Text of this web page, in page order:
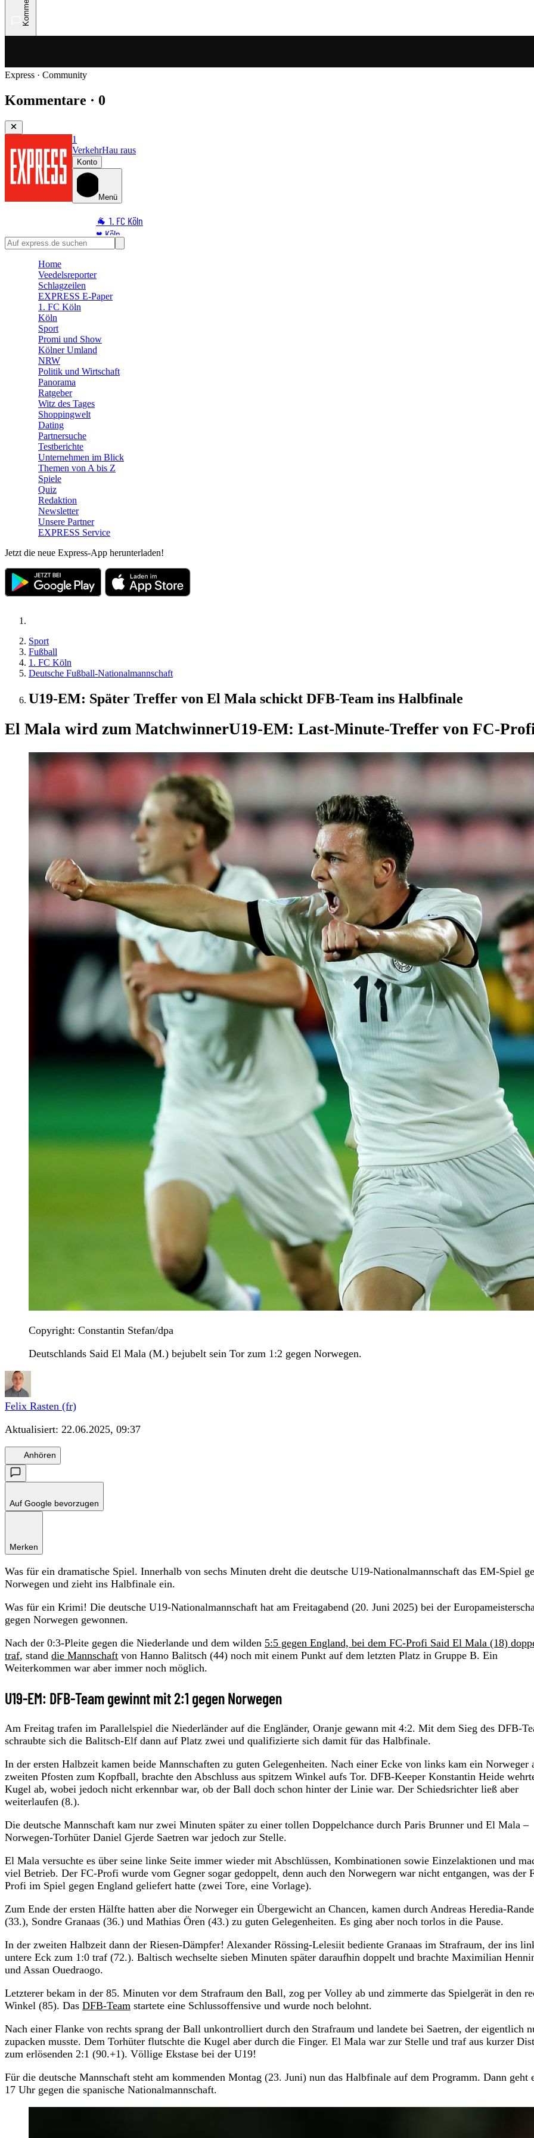
Express · Community
Kommentare · 0
1
VerkehrHau raus
Konto
Menü
🐐 1. FC Köln
♥️ Köln
⭐ Promi
🛒 Shoppingwelt
🧩 Spiele
Home
Veedelsreporter
Schlagzeilen
EXPRESS E-Paper
1. FC Köln
Köln
Sport
Promi und Show
Kölner Umland
NRW
Politik und Wirtschaft
Panorama
Ratgeber
Witz des Tages
Shoppingwelt
Dating
Partnersuche
Testberichte
Unternehmen im Blick
Themen von A bis Z
Spiele
Quiz
Redaktion
Newsletter
Unsere Partner
EXPRESS Service
Jetzt die neue Express-App herunterladen!
Sport
Fußball
1. FC Köln
Deutsche Fußball-Nationalmannschaft
U19-EM: Später Treffer von El Mala schickt DFB-Team ins Halbfinale
El Mala wird zum MatchwinnerU19-EM: Last-Minute-Treffer von FC-
Copyright: Constantin Stefan/dpa
Deutschlands Said El Mala (M.) bejubelt sein Tor zum 1:2 gegen Norwegen.
Felix Rasten (fr)
Aktualisiert: 22.06.2025, 09:37
Anhören
Auf Google bevorzugen
Merken
Was für ein dramatische Spiel. Innerhalb von sechs Minuten dreht die deutsche U19-Nationalmannschaft das EM-Spiel
Norwegen und zieht ins Halbfinale ein.
Was für ein Krimi! Die deutsche U19-Nationalmannschaft hat am Freitagabend (20. Juni 2025) bei der
gegen Norwegen gewonnen.
Nach der 0:3-Pleite gegen die Niederlande und dem wilden 5:5 gegen England, bei dem FC-Profi Said El Mala (18)
traf, stand die Mannschaft von Hanno Balitsch (44) noch mit einem Punkt auf dem letzten Platz in Gruppe B. Ein
Weiterkommen war aber immer noch möglich.
U19-EM: DFB-Team gewinnt mit 2:1 gegen Norwegen
Am Freitag trafen im Parallelspiel die Niederländer auf die Engländer, Oranje gewann mit 4:2. Mit dem Sieg des DFB-
schraubte sich die Balitsch-Elf dann auf Platz zwei und qualifizierte sich damit für das Halbfinale.
In der ersten Halbzeit kamen beide Mannschaften zu guten Gelegenheiten. Nach einer Ecke von links kam ein Norweger
zweiten Pfosten zum Kopfball, brachte den Abschluss aus spitzem Winkel aufs Tor. DFB-Keeper Konstantin Heide
Kugel ab, wobei jedoch nicht erkennbar war, ob der Ball doch schon hinter der Linie war. Der Schiedsrichter ließ aber
weiterlaufen (8.).
Die deutsche Mannschaft kam nur zwei Minuten später zu einer tollen Doppelchance durch Paris Brunner und El Mala –
Norwegen-Torhüter Daniel Gjerde Saetren war jedoch zur Stelle.
El Mala versuchte es über seine linke Seite immer wieder mit Abschlüssen, Kombinationen sowie Einzelaktionen und
viel Betrieb. Der FC-Profi wurde vom Gegner sogar gedoppelt, denn auch den Norwegern war nicht entgangen, was der
Profi im Spiel gegen England geliefert hatte (zwei Tore, eine Vorlage).
Zum Ende der ersten Hälfte hatten aber die Norweger ein Übergewicht an Chancen, kamen durch Andreas Heredia-
(33.), Sondre Granaas (36.) und Mathias Ören (43.) zu guten Gelegenheiten. Es ging aber noch torlos in die Pause.
In der zweiten Halbzeit dann der Riesen-Dämpfer! Alexander Rössing-Lelesiit bediente Granaas im Strafraum, der ins
untere Eck zum 1:0 traf (72.). Baltisch wechselte sieben Minuten später daraufhin doppelt und brachte Maximilian
und Assan Ouedraogo.
Letzterer bekam in der 85. Minuten vor dem Strafraum den Ball, zog per Volley ab und zimmerte das Spielgerät in den
Winkel (85). Das DFB-Team startete eine Schlussoffensive und wurde noch belohnt.
Nach einer Flanke von rechts sprang der Ball unkontrolliert durch den Strafraum und landete bei Saetren, der eigentlich
zupacken musste. Dem Torhüter flutschte die Kugel aber durch die Finger. El Mala war zur Stelle und traf aus kurzer
zum erlösenden 2:1 (90.+1). Völlige Ekstase bei der U19!
Für die deutsche Mannschaft steht am kommenden Montag (23. Juni) nun das Halbfinale auf dem Programm. Dann geht
17 Uhr gegen die spanische Nationalmannschaft.